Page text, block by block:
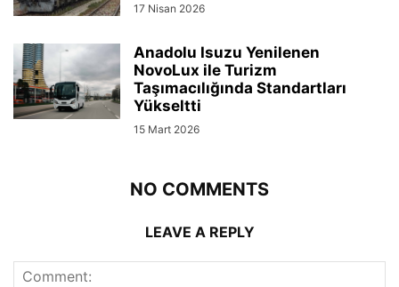
17 Nisan 2026
Anadolu Isuzu Yenilenen
NovoLux ile Turizm
Taşımacılığında Standartları
Yükseltti
15 Mart 2026
NO COMMENTS
LEAVE A REPLY